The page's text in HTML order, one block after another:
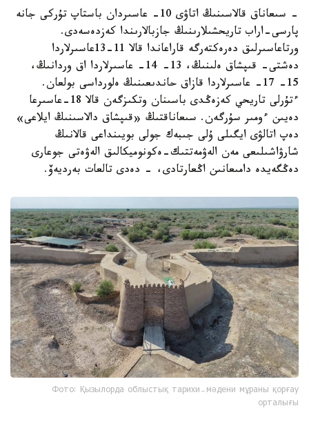
- سىعاناق قالاسىنىڭ اتاۋى 10- عاسىردان باستاپ تۇركى جانە
پارسى-اراب تاريحشىلارىنىڭ جازبالارىندا كەزدەسەدى.
ورتاعاسىرلىق دەرەكتەرگە قاراعاندا قالا 11-13عاسىرلاردا
دەشتى- قىپشاق ەلىنىڭ، 13- 14- عاسىرلاردا اق وردانىڭ،
15- 17- عاسىرلاردا قازاق حاندىعىنىڭ ەلورداسى بولعان.
ءتۇرلى تاريحي كەزەڭدى باسىنان وتكىزگەن قالا 18-عاسىرعا
دەيىن ءومىر سۇرگەن. سىعاناقتىڭ «قىپشاق دالاسىنىڭ ايلاعى»
دەپ اتالۋى ايگىلى ۇلى جىبەك جولى بويىنداعى قالانىڭ
شارۋاشىلىعى مەن الەۋمەتتىك-ەكونوميكالىق الەۋەتى جوعارى
دەڭگەيدە دامىعانىن اڭعارتادى، - دەدى تالعات بەرديەۆ.
Фото: Қызылорда облыстық тарихи-мәдени мұраны қорғау
орталығы